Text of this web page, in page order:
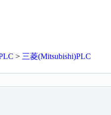
> 三菱(Mitsubishi)PLC